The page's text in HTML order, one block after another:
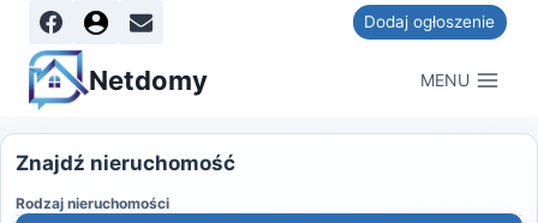
Dodaj ogłoszenie
Netdomy MENU
Znajdź nieruchomość
Rodzaj nieruchomości